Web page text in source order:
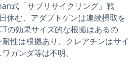
式「サプリサイクリング」戦
休む、アダプトゲンは連続摂取を
の効果サイズ的な根拠はあるの
性は根拠あり、クレアチンはサイ
ガンダ等は不明。